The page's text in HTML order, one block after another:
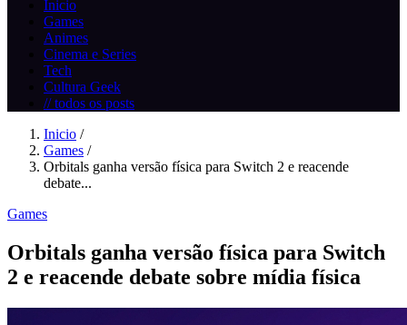
Inicio
Games
Animes
Cinema e Series
Tech
Cultura Geek
// todos os posts
Inicio /
Games /
Orbitals ganha versão física para Switch 2 e reacende
debate...
Games
Orbitals ganha versão física para Switch
2 e reacende debate sobre mídia física